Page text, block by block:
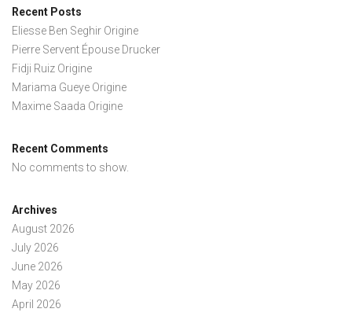
Recent Posts
Eliesse Ben Seghir Origine
Pierre Servent Épouse Drucker
Fidji Ruiz Origine
Mariama Gueye Origine
Maxime Saada Origine
Recent Comments
No comments to show.
Archives
August 2026
July 2026
June 2026
May 2026
April 2026